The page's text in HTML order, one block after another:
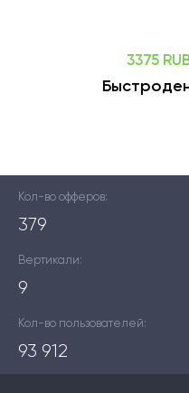
3375
Кол-во офферов:
379
Вертикали:
9
Кол-во пользователей:
93 912